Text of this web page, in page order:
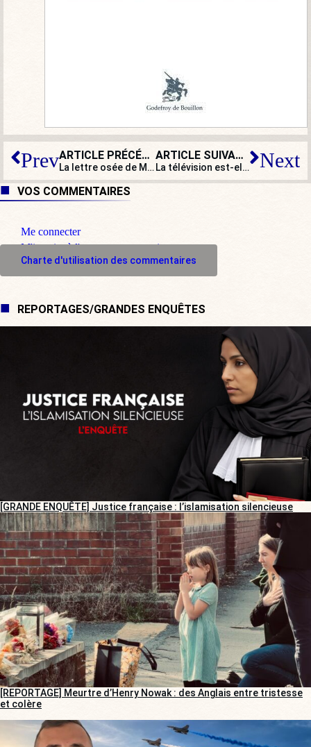
Prev ARTICLE PRÉCÉDENT
La lettre osée de Michel Onfray à Emmanuel Macron
ARTICLE SUIVANT
La télévision est-elle totalitaire ? Next
VOS COMMENTAIRES
Me connecter
M'inscrire à l'espace commentaire
Charte d'utilisation des commentaires
REPORTAGES/GRANDES ENQUÊTES
[GRANDE ENQUÊTE] Justice française : l’islamisation silencieuse
[REPORTAGE] Meurtre d’Henry Nowak : des Anglais entre tristesse
et colère